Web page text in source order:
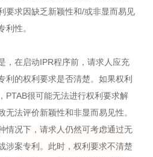
要求因缺乏新颖性和/或非显而易见
利性。
，在启动IPR程序前，请求人应充
利的权利要求是否清楚。如果权利
PTAB很可能无法进行权利要求解
无法评价新颖性和非显而易见性。
情况下，请求人仍然可考虑通过无
涉案专利。此时，权利要求不清楚